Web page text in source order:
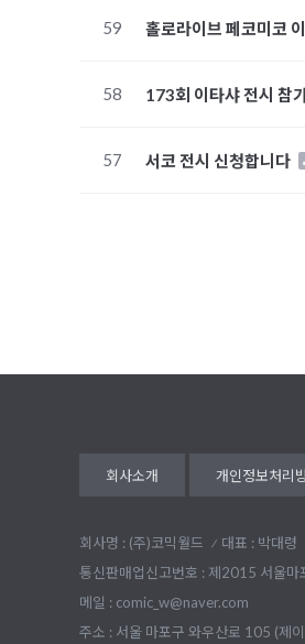
59 홀로라이브 페코미코
58 173회 이타샤 전시 참
57 서코 전시 신청합니다
회사소개 개인정보처리
회사명 : (주)코믹월드 대표 : 박대령
통신판매업신고번호 : 제2015 서울
메일 : comic_w@naver.com
주소 : 서울 마포구 와우산로 105 (제